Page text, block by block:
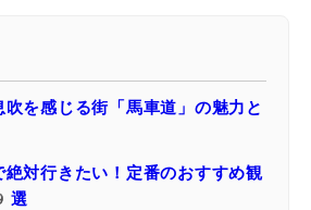
を感じる街「馬車道」の魅力と
絶対行きたい！定番のおすすめ観
選